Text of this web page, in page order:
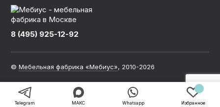
8 (495) 925-12-92
©Мебельная фабрика «Мебиус», 2010-2026
Политика обработки персональных данных
Telegram МАКС Whatsapp Избранное